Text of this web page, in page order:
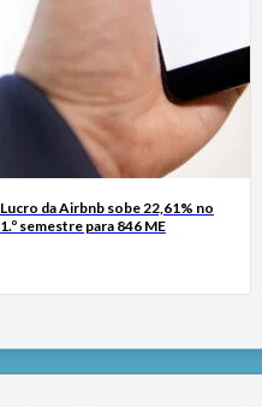
Lucro da Airbnb sobe 22,61% no
1.º semestre para 846 ME